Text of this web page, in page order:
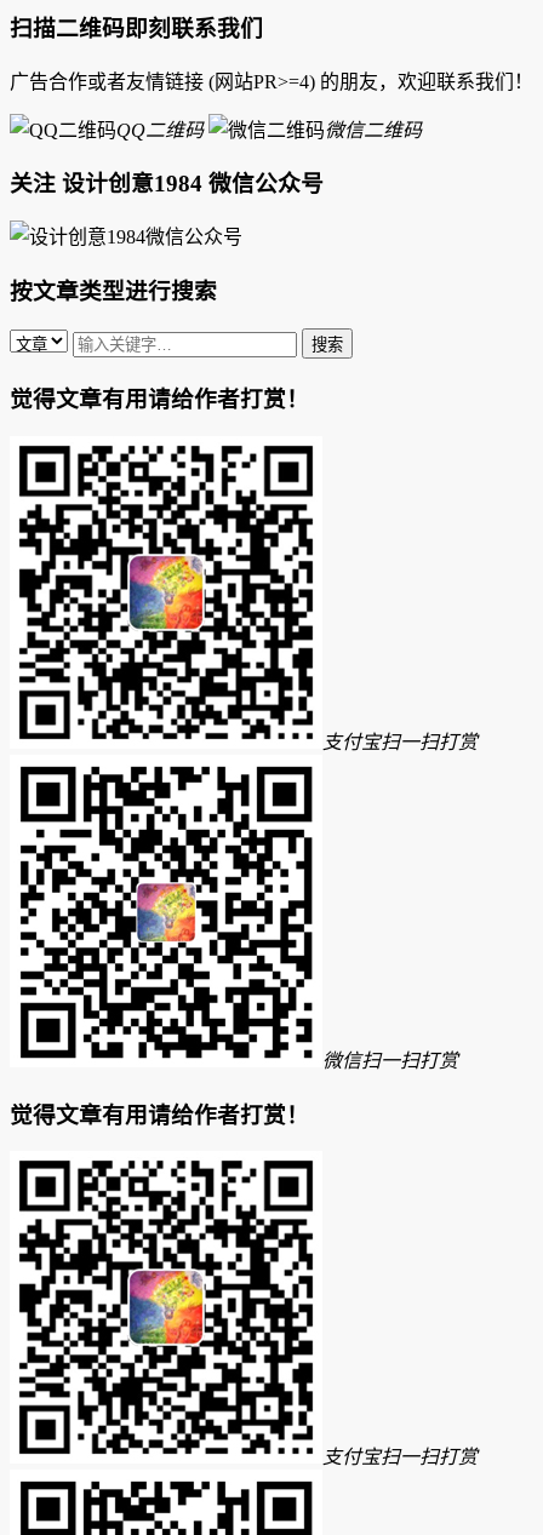
扫描二维码即刻联系我们
广告合作或者友情链接 (网站PR>=4) 的朋友，欢迎联系我们！
QQ二维码 微信二维码
关注 设计创意1984 微信公众号
按文章类型进行搜索
觉得文章有用请给作者打赏！
支付宝扫一扫打赏
微信扫一扫打赏
觉得文章有用请给作者打赏！
支付宝扫一扫打赏